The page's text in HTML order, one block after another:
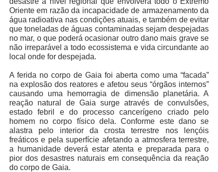
Oriente em razão da incapacidade de armazenamento da
água radioativa nas condições atuais, e também de evitar
que toneladas de águas contaminadas sejam despejadas
no mar, o que poderá ocasionar outro dano mais grave se
não irreparável a todo ecossistema e vida circundante ao
local onde for despejada.
A ferida no corpo de Gaia foi aberta como uma “facada”
na explosão dos reatores e afetou seus “órgãos internos”
causando uma hemorragia de dimensão planetária. A
reação natural de Gaia surge através de convulsões,
estado febril e do processo cancerígeno criado pelo
homem no corpo físico dela. Conforme este dano se
alastra pelo interior da crosta terrestre nos lençóis
freáticos e pela superfície afetando a atmosfera terrestre,
a humanidade deverá estar atenta e preparada para o
pior dos desastres naturais em consequência da reação
do corpo de Gaia.